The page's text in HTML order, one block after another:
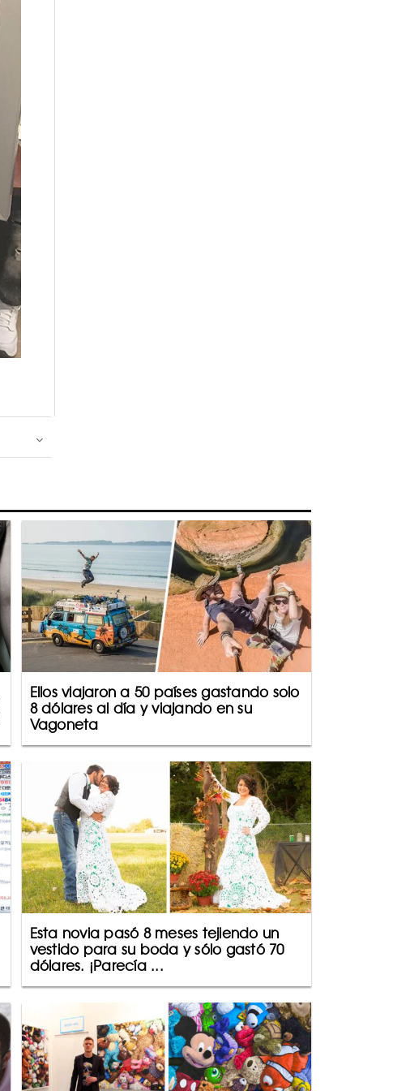
Ellos viajaron a 50 países gastando solo
8 dólares al día y viajando en su
Vagoneta
Esta novia pasó 8 meses tejiendo un
vestido para su boda y sólo gastó 70
dólares. ¡Parecía ...